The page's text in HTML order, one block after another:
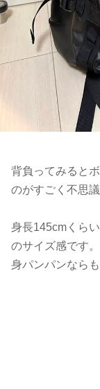
背負ってみると
のがすごく不思
身長145cmくら
のサイズ感です
身パンパンなら